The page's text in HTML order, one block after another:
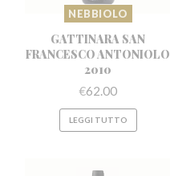
NEBBIOLO
GATTINARA SAN
FRANCESCO ANTONIOLO
2010
€62.00
LEGGI TUTTO